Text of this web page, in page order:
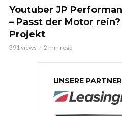
Youtuber JP
– Passt der Motor rein?
Projekt
391 views 2 min read
UNSERE